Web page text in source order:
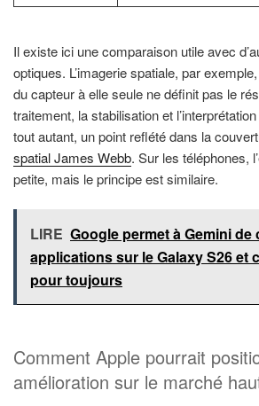
Il existe ici une comparaison utile avec
optiques. L’imagerie spatiale, par
du capteur à elle seule ne définit pas le
traitement, la stabilisation et
tout autant, un point reflété dans la
spatial James Webb. Sur les téléphones,
petite, mais le principe est similaire.
LIRE Google permet à Gemini
applications sur le Galaxy S26 et
pour toujours
Comment Apple pourrait
amélioration sur le marché